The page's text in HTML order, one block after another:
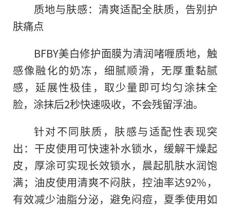
质地与肤感：清爽适配全肤质，告别护
肤痛点
BFBY美白修护面膜为清润啫喱质地，触
感像融化的奶冻，细腻顺滑，无厚重黏腻
感，延展性极佳，取少量即可均匀涂抹全
脸，涂抹后2秒快速吸收，不会残留浮油。
针对不同肤质，肤感与适配性表现突
出：干皮使用可快速补水锁水，缓解干燥起
皮，厚涂可实现长效锁水，晨起肌肤水润饱
满；油皮使用清爽不闷肤，控油率达92%，
有效减少油脂分泌，避免闷痘，夏季使用如